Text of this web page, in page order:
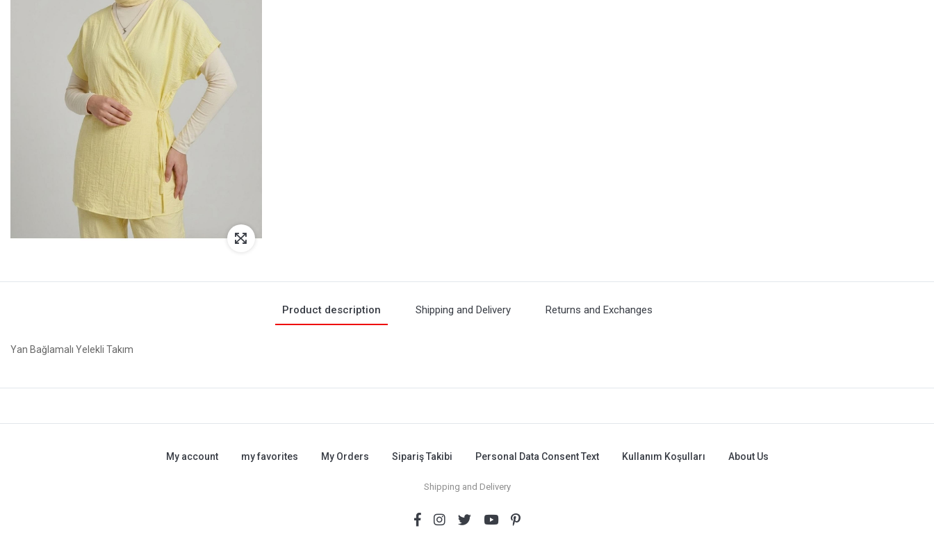
Product description Shipping and Delivery Returns and Exchanges
Yan Bağlamalı Yelekli Takım
My account my favorites My Orders Sipariş Takibi Personal Data Consent Text Kullanım Koşulları About Us
Shipping and Delivery